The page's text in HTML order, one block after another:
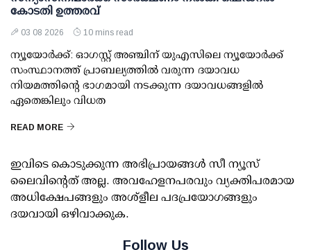
കോടതി ഉത്തരവ്
03 08 2026 10 mins read
ന്യൂയോർക്ക്: ഓഗസ്റ്റ് അഞ്ചിന് യുഎസിലെ ന്യൂയോർക്ക്
സംസ്ഥാനത്ത് പ്രാബല്യത്തിൽ വരുന്ന ദയാവധ
നിയമത്തിന്റെ ഭാഗമായി നടക്കുന്ന ദയാവധങ്ങളിൽ
ഏതെങ്കിലും വിധത
READ MORE
ഇവിടെ കൊടുക്കുന്ന അഭിപ്രായങ്ങള്‍ സീ ന്യൂസ്
ലൈവിന്റെത് അല്ല. അവഹേളനപരവും വ്യക്തിപരമായ
അധിക്ഷേപങ്ങളും അശ്‌ളീല പദപ്രയോഗങ്ങളും
ദയവായി ഒഴിവാക്കുക.
Follow Us